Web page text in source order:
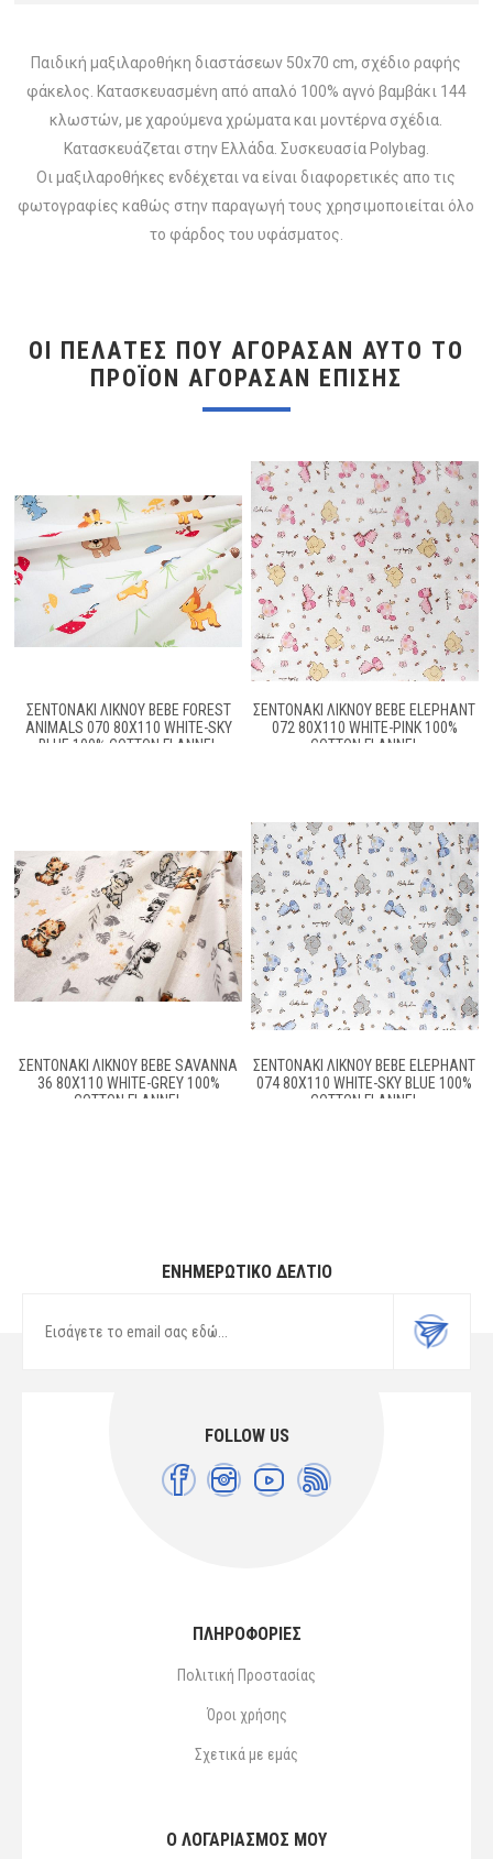
Παιδική μαξιλαροθήκη διαστάσεων 50x70 cm, σχέδιο ραφής
φάκελος. Κατασκευασμένη από απαλό 100% αγνό βαμβάκι 144
κλωστών, με χαρούμενα χρώματα και μοντέρνα σχέδια.
Κατασκευάζεται στην Ελλάδα. Συσκευασία Polybag.
Οι μαξιλαροθήκες ενδέχεται να είναι διαφορετικές απο τις
φωτογραφίες καθώς στην παραγωγή τους χρησιμοποιείται όλο
το φάρδος του υφάσματος.
ΟΙ ΠΕΛΆΤΕΣ ΠΟΥ ΑΓΌΡΑΣΑΝ ΑΥΤΌ ΤΟ
ΠΡΟΪΌΝ ΑΓΌΡΑΣΑΝ ΕΠΊΣΗΣ
ΣΕΝΤΟΝΆΚΙ ΛΊΚΝΟΥ BEBE FOREST
ANIMALS 070 80X110 WHITE-SKY
BLUE 100% COTTON FLANNEL
ΣΕΝΤΟΝΆΚΙ ΛΊΚΝΟΥ BEBE ELEPHANT
072 80X110 WHITE-PINK 100%
COTTON FLANNEL
ΣΕΝΤΟΝΆΚΙ ΛΊΚΝΟΥ BEBE SAVANNA
36 80X110 WHITE-GREY 100%
COTTON FLANNEL
ΣΕΝΤΟΝΆΚΙ ΛΊΚΝΟΥ BEBE ELEPHANT
074 80X110 WHITE-SKY BLUE 100%
COTTON FLANNEL
ΕΝΗΜΕΡΩΤΙΚΌ ΔΕΛΤΊΟ
FOLLOW US
ΠΛΗΡΟΦΟΡΙΕΣ
Πολιτική Προστασίας
Όροι χρήσης
Σχετικά με εμάς
Ο ΛΟΓΑΡΙΑΣΜΌΣ ΜΟΥ